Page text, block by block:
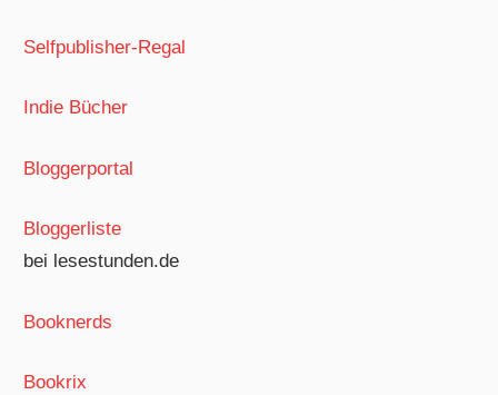
Selfpublisher-Regal
Indie Bücher
Bloggerportal
Bloggerliste
bei lesestunden.de
Booknerds
Bookrix